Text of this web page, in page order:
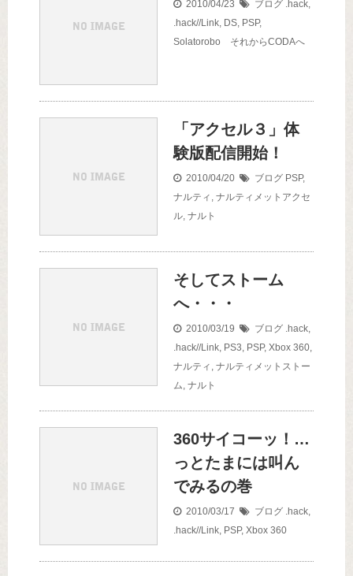
2010/04/23 ブログ .hack,
.hack//Link, DS, PSP,
Solatorobo それからCODAへ
「アクセル３」体
験版配信開始！
2010/04/20 ブログ PSP,
ナルティ , ナルティメットアクセ
ル, ナルト
そしてストーム
へ・・・
2010/03/19 ブログ .hack,
.hack//Link, PS3, PSP, Xbox 360,
ナルティ , ナルティメットストー
ム, ナルト
360サイコーッ！…
っとたまには叫ん
でみるの巻
2010/03/17 ブログ .hack,
.hack//Link, PSP, Xbox 360